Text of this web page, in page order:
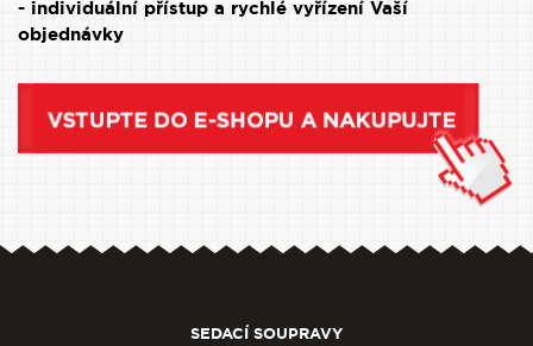
- individuální přístup a rychlé vyřízení Vaší
objednávky
SEDACÍ SOUPRAVY